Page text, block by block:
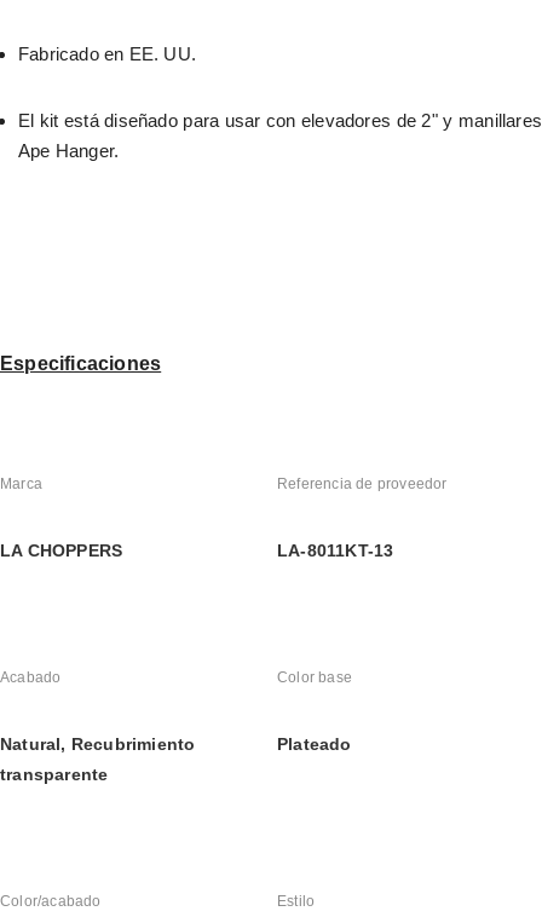
Fabricado en EE. UU.
El kit está diseñado para usar con elevadores de 2" y manillares
Ape Hanger.
Especificaciones
Marca
LA CHOPPERS
Referencia de proveedor
LA-8011KT-13
Acabado
Natural, Recubrimiento
transparente
Color base
Plateado
Color/acabado Estilo